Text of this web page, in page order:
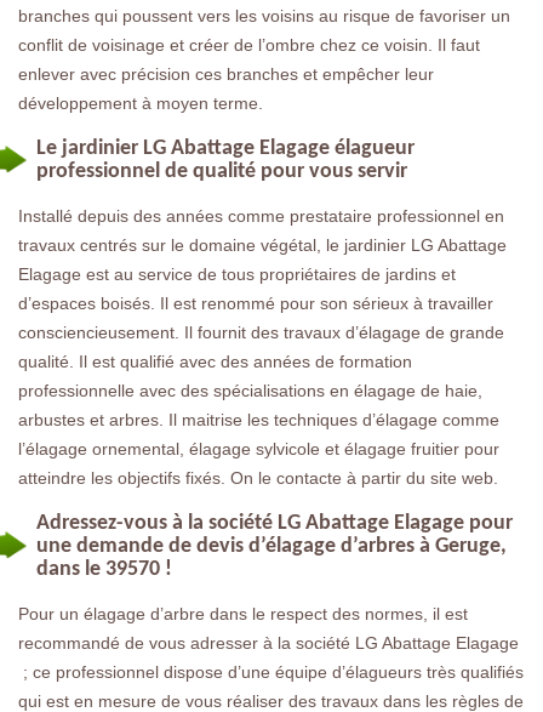
branches qui poussent vers les voisins au risque de favoriser un
conflit de voisinage et créer de l’ombre chez ce voisin. Il faut
enlever avec précision ces branches et empêcher leur
développement à moyen terme.
Le jardinier LG Abattage Elagage élagueur
professionnel de qualité pour vous servir
Installé depuis des années comme prestataire professionnel en
travaux centrés sur le domaine végétal, le jardinier LG Abattage
Elagage est au service de tous propriétaires de jardins et
d’espaces boisés. Il est renommé pour son sérieux à travailler
consciencieusement. Il fournit des travaux d’élagage de grande
qualité. Il est qualifié avec des années de formation
professionnelle avec des spécialisations en élagage de haie,
arbustes et arbres. Il maitrise les techniques d’élagage comme
l’élagage ornemental, élagage sylvicole et élagage fruitier pour
atteindre les objectifs fixés. On le contacte à partir du site web.
Adressez-vous à la société LG Abattage Elagage pour
une demande de devis d’élagage d’arbres à Geruge,
dans le 39570 !
Pour un élagage d’arbre dans le respect des normes, il est
recommandé de vous adresser à la société LG Abattage Elagage
; ce professionnel dispose d’une équipe d’élagueurs très qualifiés
qui est en mesure de vous réaliser des travaux dans les règles de